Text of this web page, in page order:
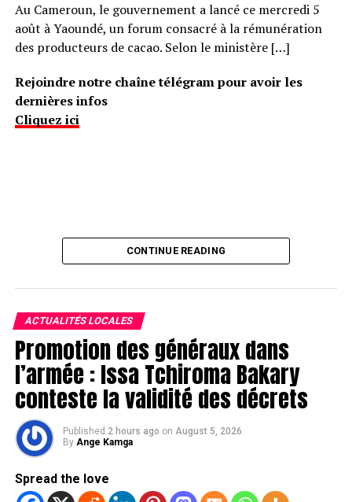
Au Cameroun, le gouvernement a lancé ce mercredi 5
août à Yaoundé, un forum consacré à la rémunération
des producteurs de cacao. Selon le ministère […]
Rejoindre notre chaîne télégram pour avoir les
dernières infos
Cliquez ici
CONTINUE READING
ACTUALITÉS LOCALES
Promotion des généraux dans
l’armée : Issa Tchiroma Bakary
conteste la validité des décrets
Published 2 hours ago on August 5, 2026
By Ange Kamga
Spread the love